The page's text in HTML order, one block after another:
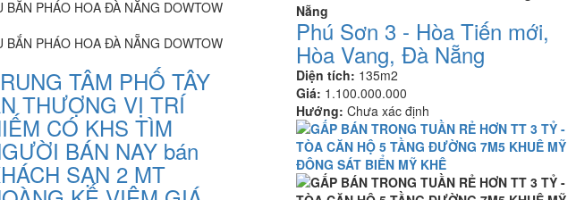
TÂM PHỐ TÂY
THƯỢNG VỊ TRÍ
CÓ KHS TÌM
BÁN NAY bán
SẠN 2 MT
Phú Sơn 3 - Hòa Tiến mới,
Hòa Vang, Đà Nẵng
Diện tích: 135m2
Giá: 1.100.000.000
Hướng: Chưa xác định